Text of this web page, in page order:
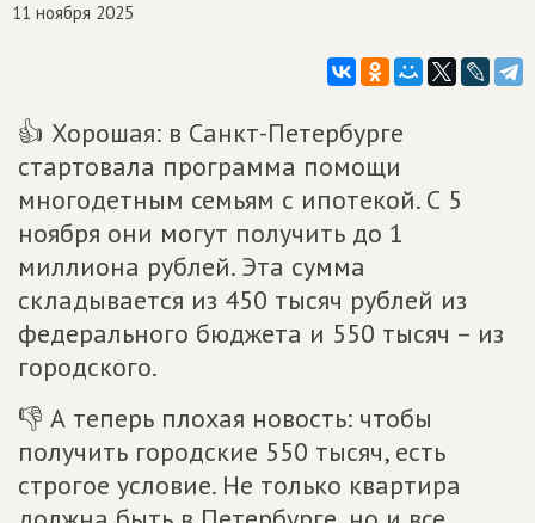
11 ноября 2025
👍 Хорошая: в Санкт-Петербурге
стартовала программа помощи
многодетным семьям с ипотекой. С 5
ноября они могут получить до 1
миллиона рублей. Эта сумма
складывается из 450 тысяч рублей из
федерального бюджета и 550 тысяч – из
городского.
👎 А теперь плохая новость: чтобы
получить городские 550 тысяч, есть
строгое условие. Не только квартира